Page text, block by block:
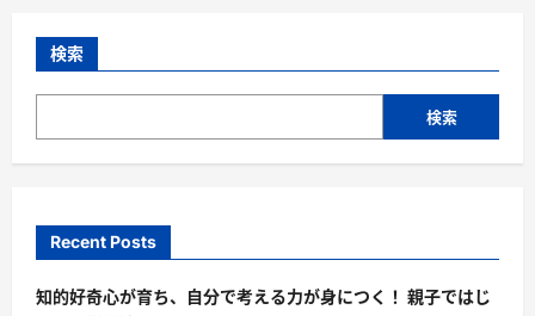
検索
検索
Recent Posts
知的好奇心が育ち、自分で考える力が身につく！ 親子ではじ